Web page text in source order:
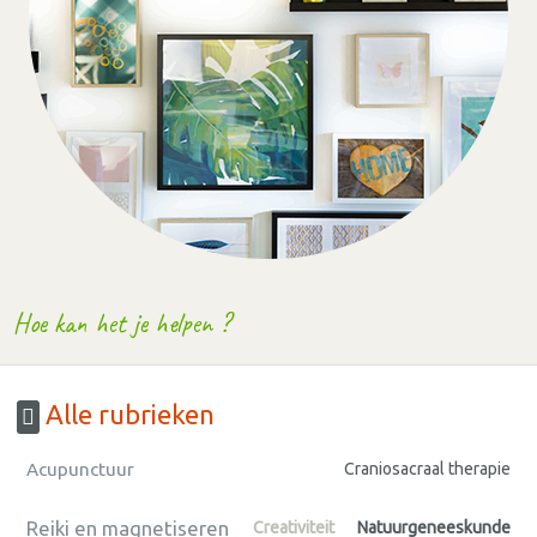
Hoe kan het je helpen ?
Alle rubrieken
Acupunctuur Craniosacraal therapie
Reiki en magnetiseren Creativiteit Natuurgeneeskunde